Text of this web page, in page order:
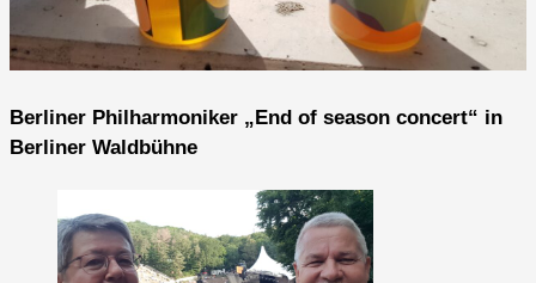
Berliner Philharmoniker „End of season concert“ in
Berliner Waldbühne